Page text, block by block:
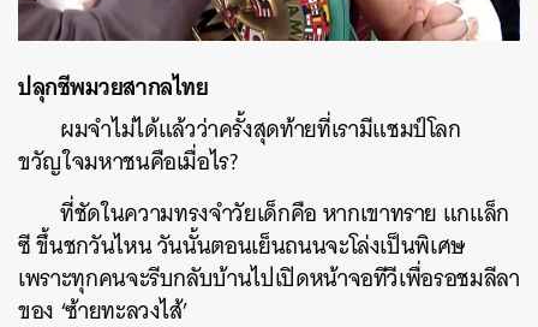
ปลุกชีพมวยสากลไทย
ผมจำไม่ได้แล้วว่าครั้งสุดท้ายที่เรามีแชมป์โลก
ขวัญใจมหาชนคือเมื่อไร?
ที่ชัดในความทรงจำวัยเด็กคือ หากเขาทราย แกแล็ก
ซี ขึ้นชกวันไหน วันนั้นตอนเย็นถนนจะโล่งเป็นพิเศษ
เพราะทุกคนจะรีบกลับบ้านไปเปิดหน้าจอทีวีเพื่อรอชมลีลา
ของ ‘ซ้ายทะลวงไส้’